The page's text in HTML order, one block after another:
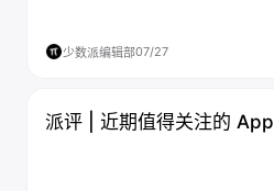
少数派编辑部07/27
派评 | 近期值得关注的 App